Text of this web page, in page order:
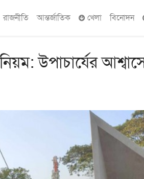
রাজনীতি আন্তর্জাতিক খেলা বিনোদন
উপাচার্যের